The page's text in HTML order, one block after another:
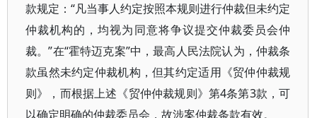
款规定：“凡当事人约定按照本规则进行仲裁但未约定
仲裁机构的，均视为同意将争议提交仲裁委员会仲
裁。”在“霍特迈克案”中，最高人民法院认为，仲裁条
款虽然未约定仲裁机构，但其约定适用《贸仲仲裁规
则》，而根据上述《贸仲仲裁规则》第4条第3款，可
以确定明确的仲裁委员会，故涉案仲裁条款有效。